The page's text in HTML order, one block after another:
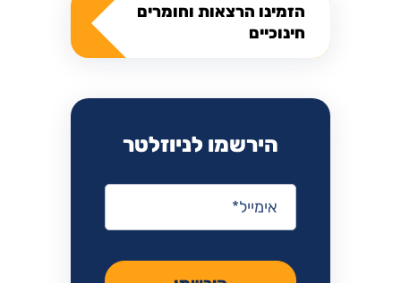
הזמינו הרצאות וחומרים
חינוכיים
הירשמו לניוזלטר
אימייל